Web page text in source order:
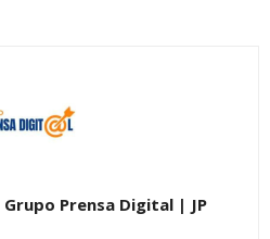
Prensa Digital | JP